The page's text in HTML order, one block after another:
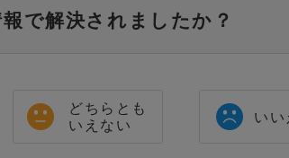
で解決されましたか？
どちらとも
いえない
いい